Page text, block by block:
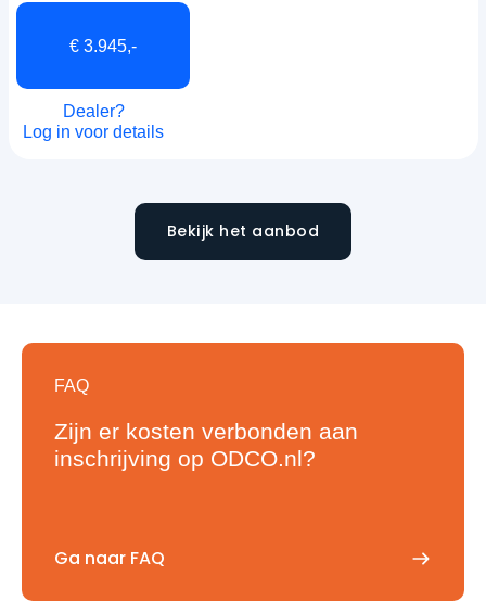
€ 3.945,-
Dealer?
Log in voor details
Bekijk het aanbod
FAQ
Zijn er kosten verbonden aan
inschrijving op ODCO.nl?
Ga naar FAQ